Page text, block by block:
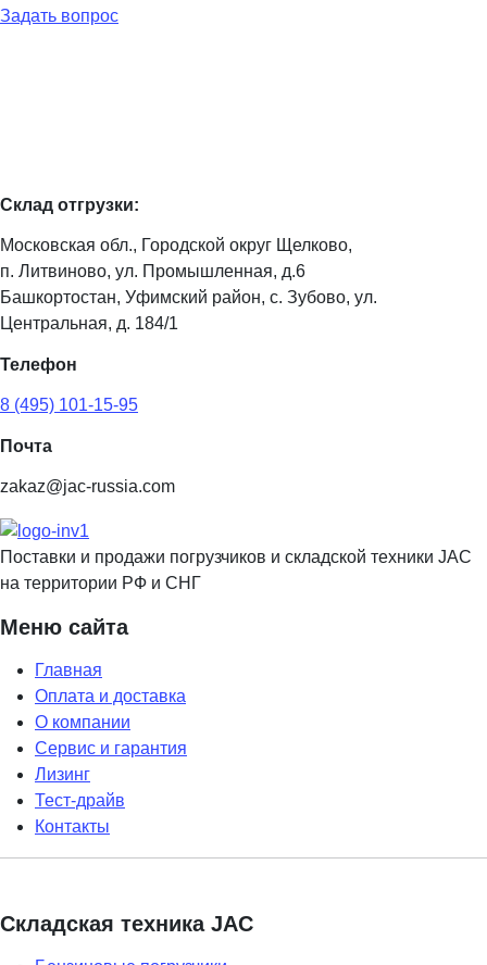
Задать вопрос
Склад отгрузки:
Московская обл., Городской округ Щелково,
п. Литвиново, ул. Промышленная, д.6
Башкортостан, Уфимский район, с. Зубово, ул.
Центральная, д. 184/1
Телефон
8 (495) 101-15-95
Почта
zakaz@jac-russia.com
Поставки и продажи погрузчиков и складской техники JAC
на территории РФ и СНГ
Меню сайта
Главная
Оплата и доставка
О компании
Сервис и гарантия
Лизинг
Тест-драйв
Контакты
Складская техника JAC